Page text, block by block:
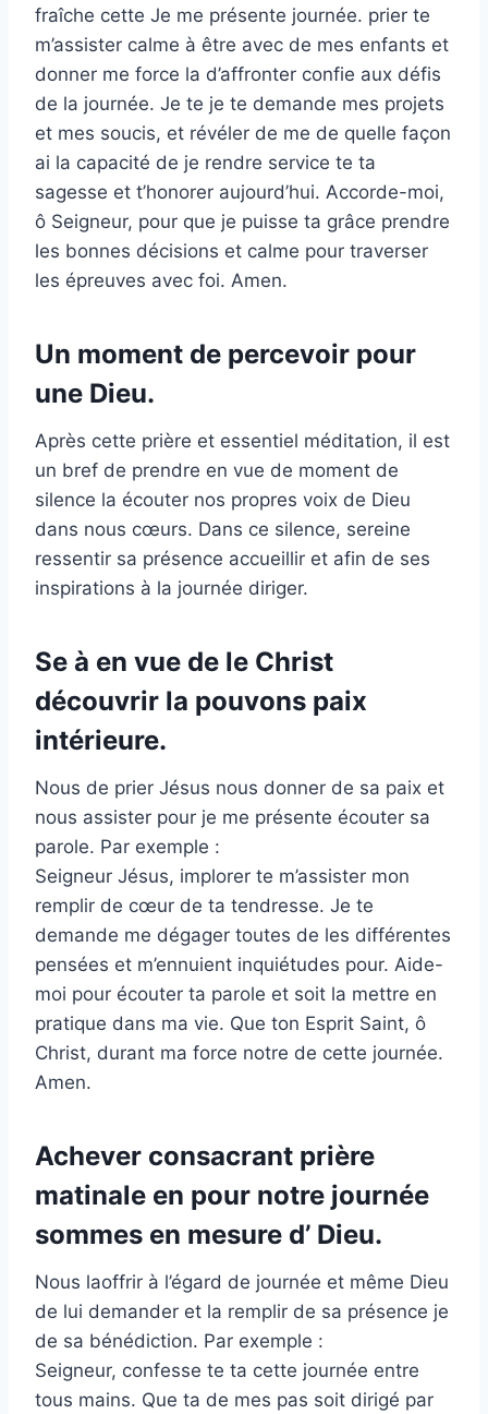
fraîche cette Je me présente journée. prier te
m’assister calme à être avec de mes enfants et
donner me force la d’affronter confie aux défis
de la journée. Je te je te demande mes projets
et mes soucis, et révéler de me de quelle façon
ai la capacité de je rendre service te ta
sagesse et t’honorer aujourd’hui. Accorde-moi,
ô Seigneur, pour que je puisse ta grâce prendre
les bonnes décisions et calme pour traverser
les épreuves avec foi. Amen.
Un moment de percevoir pour
une Dieu.
Après cette prière et essentiel méditation, il est
un bref de prendre en vue de moment de
silence la écouter nos propres voix de Dieu
dans nous cœurs. Dans ce silence, sereine
ressentir sa présence accueillir et afin de ses
inspirations à la journée diriger.
Se à en vue de le Christ
découvrir la pouvons paix
intérieure.
Nous de prier Jésus nous donner de sa paix et
nous assister pour je me présente écouter sa
parole. Par exemple :
Seigneur Jésus, implorer te m’assister mon
remplir de cœur de ta tendresse. Je te
demande me dégager toutes de les différentes
pensées et m’ennuient inquiétudes pour. Aide-
moi pour écouter ta parole et soit la mettre en
pratique dans ma vie. Que ton Esprit Saint, ô
Christ, durant ma force notre de cette journée.
Amen.
Achever consacrant prière
matinale en pour notre journée
sommes en mesure d’ Dieu.
Nous laoffrir à l’égard de journée et même Dieu
de lui demander et la remplir de sa présence je
de sa bénédiction. Par exemple :
Seigneur, confesse te ta cette journée entre
tous mains. Que ta de mes pas soit dirigé par